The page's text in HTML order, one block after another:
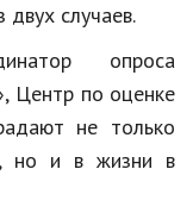
случаев.
опроса
, Центр по оценке
не только
, но и в жизни в